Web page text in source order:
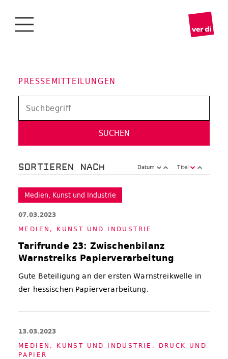
PRESSEMITTEILUNGEN
SORTIEREN NACH Datum Titel
Medien, Kunst und Industrie
07.03.2023
ME­DIEN, KUNST UND IN­DUS­TRIE
Tarifrunde 23: Zwischenbilanz
Warnstreiks Papierverarbeitung
Gute Beteiligung an der ersten Warnstreikwelle in
der hessischen Papierverarbeitung.
13.03.2023
ME­DIEN, KUNST UND IN­DUS­TRIE ,
DRUCK UND
PA­PIER